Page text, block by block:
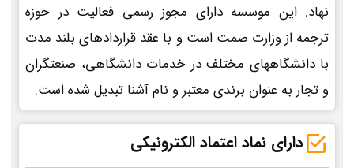
نهاد. این موسسه دارای مجوز رسمی فعالیت در حوزه
ترجمه از وزارت صمت است و با عقد قراردادهای بلند مدت
با دانشگاههای مختلف در خدمات دانشگاهی، صنعتگران
و تجار به عنوان برندی معتبر و نام آشنا تبدیل شده است.
دارای نماد اعتماد الکترونیکی